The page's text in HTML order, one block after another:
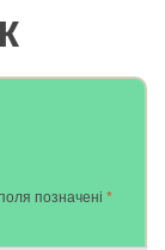
позначені *